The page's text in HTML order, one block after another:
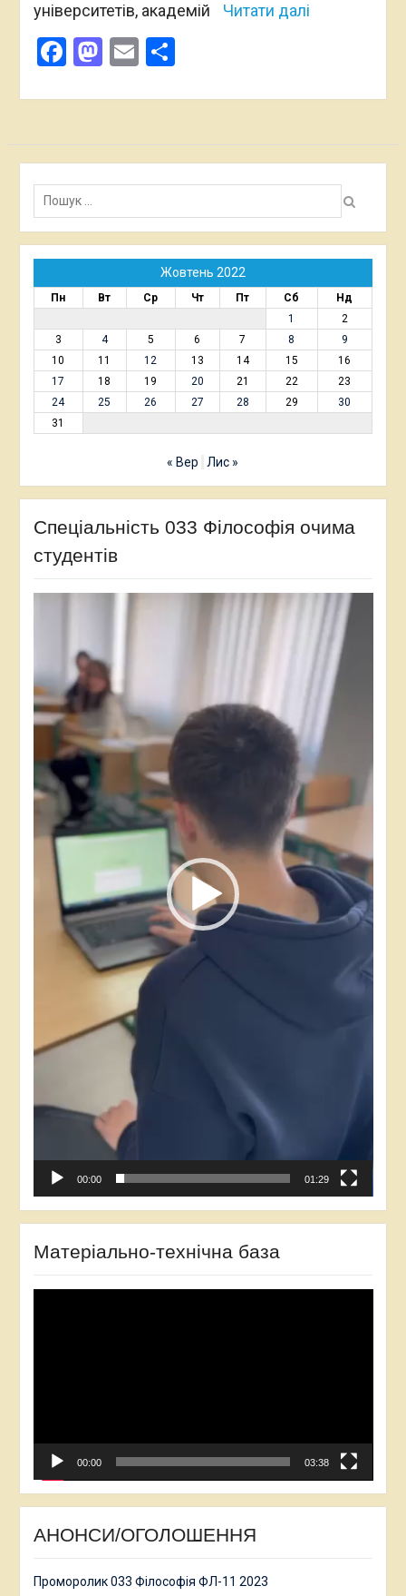
університетів, академій
Читати далі
Facebook
Mastodon
EmailПоділитися
Пошук:
Жовтень 2022
Пн Вт Ср Чт Пт Сб
Нд
1
2
3
4 5 6 7 8
9
10
11 12 13 14 15
16
17
18 19 20 21 22
23
24
25 26 27 28 29
30
31
« Вер Лис »
Спеціальність 033 Філософія очима
студентів
00:00 01:29
Матеріально-технічна база
00:00 03:38
АНОНСИ/ОГОЛОШЕННЯ
Проморолик 033 Філософія ФЛ-11 2023